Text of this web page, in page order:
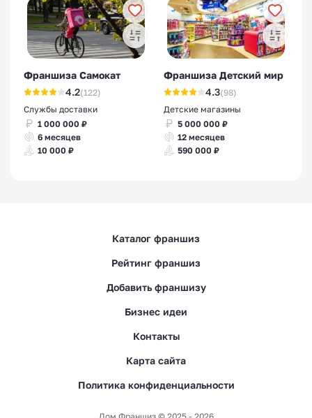
Франшиза Самокат
4.2(122)
Службы доставки
1 000 000 ₽
6 месяцев
10 000 ₽
Франшиза Детский мир
4.3(98)
Детские магазины
5 000 000 ₽
12 месяцев
590 000 ₽
Каталог франшиз
Рейтинг франшиз
Добавить франшизу
Бизнес идеи
Контакты
Карта сайта
Политика конфиденциальности